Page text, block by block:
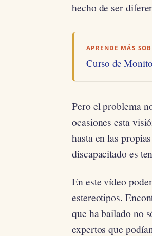
hecho de ser
APRENDE MÁS
Curso de
Pero el problema
ocasiones esta
hasta en las
discapacitado es
En este vídeo
estereotipos.
que ha bailado no
expertos que